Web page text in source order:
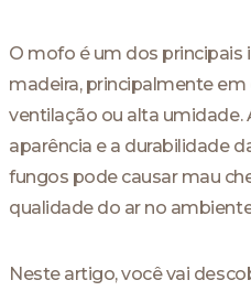
O mofo é um dos
madeira, principalmente
ventilação ou alta
aparência e a durabilidade
fungos pode causar mau
qualidade do ar no
Neste artigo, você vai